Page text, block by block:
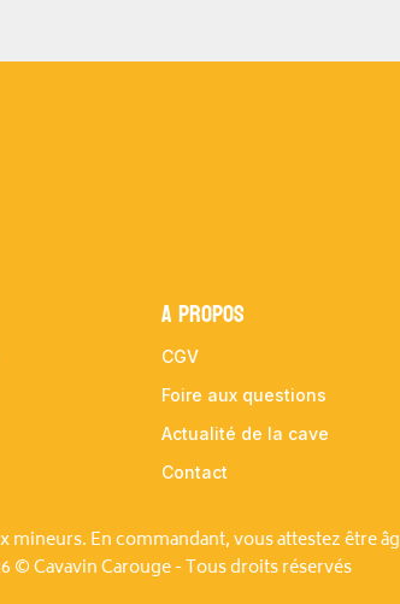
A propos
CGV
Foire aux questions
Actualité de la cave
Contact
mineurs. En commandant, vous attestez être
© Cavavin Carouge - Tous droits réservés